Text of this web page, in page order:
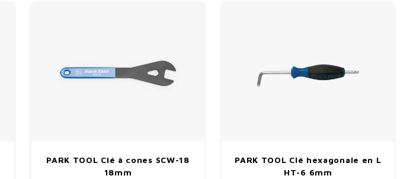
PARK TOOL Clé à cones SCW-18
18mm
PARK TOOL Clé hexagonale en L
HT-6 6mm